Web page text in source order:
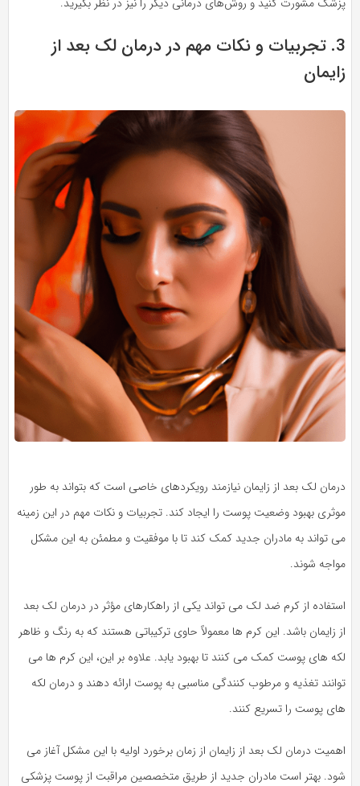
3. تجربیات و نکات مهم در درمان لک بعد از
زایمان
درمان لک بعد از زایمان نیازمند رویکردهای خاصی است که بتواند به طور
موثری بهبود وضعیت پوست را ایجاد کند. تجربیات و نکات مهم در این زمینه
می تواند به مادران جدید کمک کند تا با موفقیت و مطمئن به این مشکل
مواجه شوند.
استفاده از کرم ضد لک می تواند یکی از راهکارهای مؤثر در درمان لک بعد
از زایمان باشد. این کرم ها معمولاً حاوی ترکیباتی هستند که به رنگ و ظاهر
لکه های پوست کمک می کنند تا بهبود یابد. علاوه بر این، این کرم ها می
توانند تغذیه و مرطوب کنندگی مناسبی به پوست ارائه دهند و درمان لکه
های پوست را تسریع کنند.
اهمیت درمان لک بعد از زایمان از زمان برخورد اولیه با این مشکل آغاز می
شود. بهتر است مادران جدید از طریق متخصصین مراقبت از پوست پزشکی